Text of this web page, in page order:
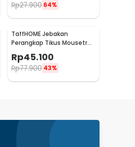
Rp27.900 64%
TaffHOME Jebakan
Perangkap Tikus Mousetrap
Rp45.100
Rp77.900 43%